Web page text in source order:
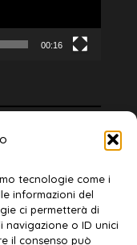
tecnologie come i
informazioni del
ci permetterà di
o ID unici
il consenso può
00:16